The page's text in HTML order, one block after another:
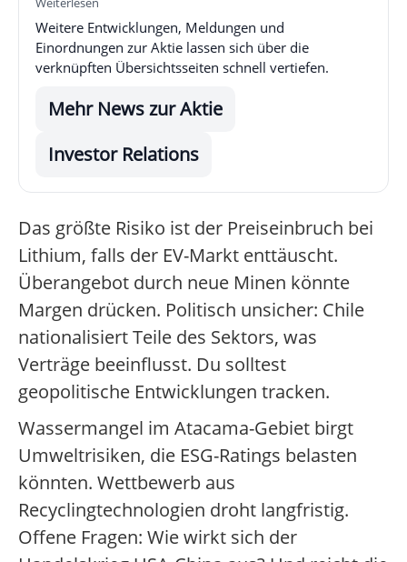
Weitere Entwicklungen, Meldungen und
Einordnungen zur Aktie lassen sich über die
verknüpften Übersichtsseiten schnell vertiefen.
Mehr News zur Aktie
Investor Relations
Das größte Risiko ist der Preiseinbruch bei
Lithium, falls der EV-Markt enttäuscht.
Überangebot durch neue Minen könnte
Margen drücken. Politisch unsicher: Chile
nationalisiert Teile des Sektors, was
Verträge beeinflusst. Du solltest
geopolitische Entwicklungen tracken.
Wassermangel im Atacama-Gebiet birgt
Umweltrisiken, die ESG-Ratings belasten
könnten. Wettbewerb aus
Recyclingtechnologien droht langfristig.
Offene Fragen: Wie wirkt sich der